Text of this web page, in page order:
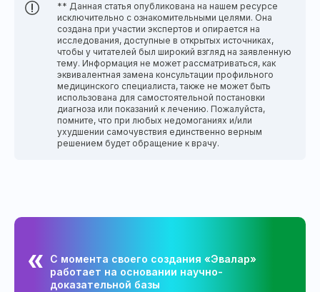
** Данная статья опубликована на нашем ресурсе
исключительно с ознакомительными целями. Она
создана при участии экспертов и опирается на
исследования, доступные в открытых источниках,
чтобы у читателей был широкий взгляд на заявленную
тему. Информация не может рассматриваться, как
эквивалентная замена консультации профильного
медицинского специалиста, также не может быть
использована для самостоятельной постановки
диагноза или показаний к лечению. Пожалуйста,
помните, что при любых недомоганиях и/или
ухудшении самочувствия единственно верным
решением будет обращение к врачу.
С момента своего создания «Эвалар»
работает на основании научно-
доказательной базы